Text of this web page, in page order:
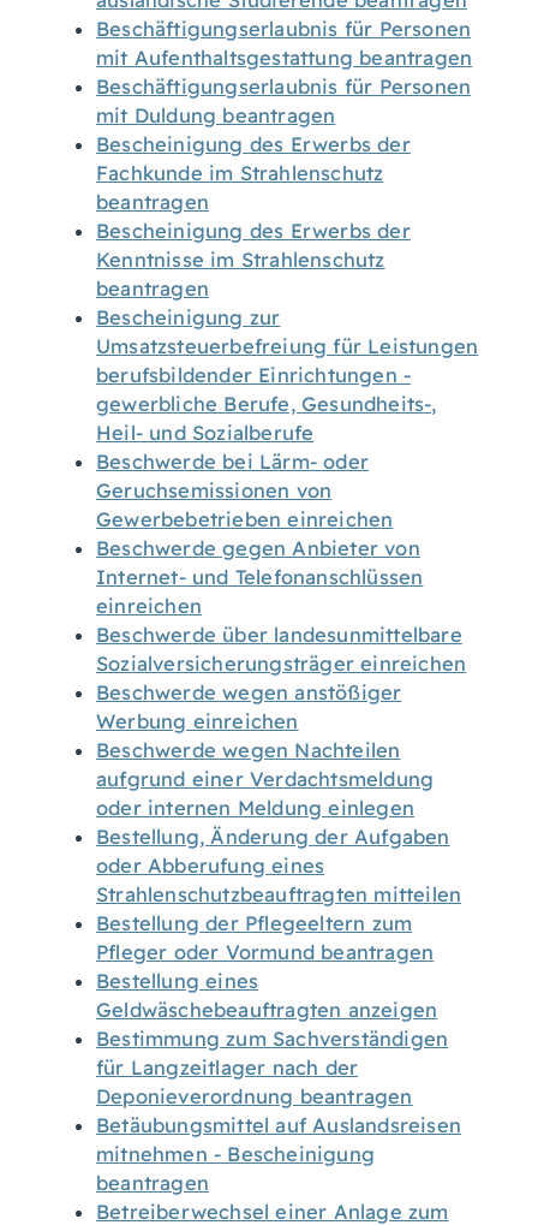
Beschäftigungserlaubnis für Personen
mit Aufenthaltsgestattung beantragen
Beschäftigungserlaubnis für Personen
mit Duldung beantragen
Bescheinigung des Erwerbs der
Fachkunde im Strahlenschutz
beantragen
Bescheinigung des Erwerbs der
Kenntnisse im Strahlenschutz
beantragen
Bescheinigung zur
Umsatzsteuerbefreiung für Leistungen
berufsbildender Einrichtungen -
gewerbliche Berufe, Gesundheits-,
Heil- und Sozialberufe
Beschwerde bei Lärm- oder
Geruchsemissionen von
Gewerbebetrieben einreichen
Beschwerde gegen Anbieter von
Internet- und Telefonanschlüssen
einreichen
Beschwerde über landesunmittelbare
Sozialversicherungsträger einreichen
Beschwerde wegen anstößiger
Werbung einreichen
Beschwerde wegen Nachteilen
aufgrund einer Verdachtsmeldung
oder internen Meldung einlegen
Bestellung, Änderung der Aufgaben
oder Abberufung eines
Strahlenschutzbeauftragten mitteilen
Bestellung der Pflegeeltern zum
Pfleger oder Vormund beantragen
Bestellung eines
Geldwäschebeauftragten anzeigen
Bestimmung zum Sachverständigen
für Langzeitlager nach der
Deponieverordnung beantragen
Betäubungsmittel auf Auslandsreisen
mitnehmen - Bescheinigung
beantragen
Betreiberwechsel einer Anlage zum